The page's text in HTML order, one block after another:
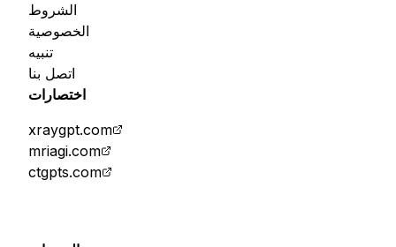
الشروط
الخصوصية
تنبيه
اتصل بنا
اختصارات
xraygpt.com
mriagi.com
ctgpts.com